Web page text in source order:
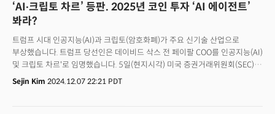
‘AI∙크립토 차르’ 등판. 2025년 코인 투자 ‘AI 에이전트’
봐라?
트럼프 시대 인공지능(AI)과 크립토(암호화폐)가 주요 신기술 산업으로
부상했습니다. 트럼프 당선인은 데이비드 삭스 전 페이팔 COO를 인공지능(AI)
및 크립토 차르'로 임명했습니다. 5일(현지시각) 미국 증권거래위원회(SEC)
위원장에는 역시 암호화폐에 우호적인 폴 앳킨스 전 SEC 위원을 지명했죠.
이후 몇 시간 만에 비트코인은 10만달러를 넘어섰습니다.두 기술에 대한 미국
Sejin Kim 2024.12.07 22:21 PDT